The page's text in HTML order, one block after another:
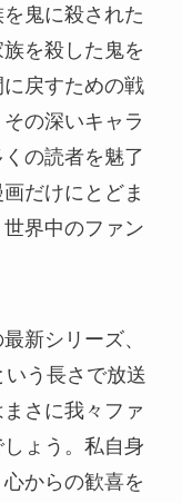
鬼に殺された
を殺した鬼を
戻すための戦
の深いキャラ
の読者を魅了
だけにとどま
界中のファン
新シリーズ、
う長さで放送
さに我々ファ
ょう。私自身
からの歓喜を